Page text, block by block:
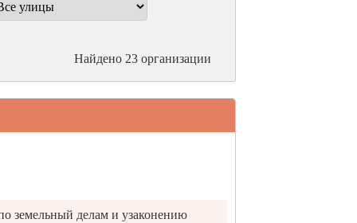
Найдено 23 организации
земельный делам и узаконению